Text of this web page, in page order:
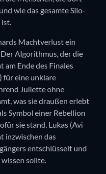
wie das gesamte Silo-
Machtverlust ein
Algorithmus, der die
am Ende des Finales
für eine unklare
Juliette ohne
was sie draußen erlebt
Symbol einer Rebellion
sie stand. Lukas (Avi
inzwischen das
entschlüsselt und
sollte.